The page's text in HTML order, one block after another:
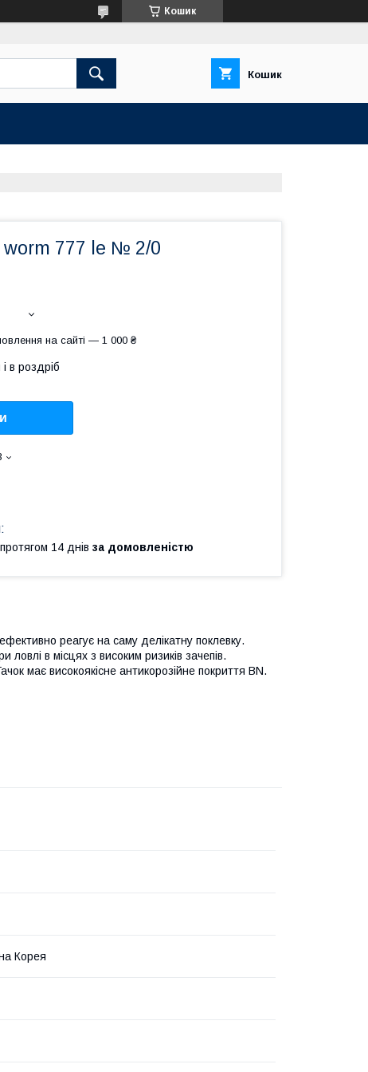
Кошик
Кошик
worm 777 le № 2/0
на сайті — 1 000 ₴
в роздріб
14 днів за домовленістю
реагує на саму делікатну поклевку.
в місцях з високим ризиків зачепів.
має високоякісне антикорозійне покриття BN.
Корея